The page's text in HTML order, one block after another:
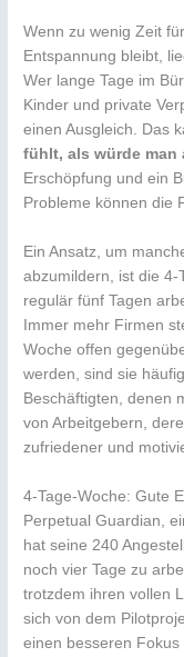
Wenn zu wenig Zeit
Entspannung bleibt,
Wer lange Tage im
Kinder und private
einen Ausgleich. Das
fühlt, als würde man
Erschöpfung und ein
Probleme können die
Ein Ansatz, um
abzumildern, ist die 4-
regulär fünf Tagen
Immer mehr Firmen
Woche offen
werden, sind sie
Beschäftigten, denen
von Arbeitgebern,
zufriedener und
4-Tage-Woche: Gute
Perpetual Guardian,
hat seine 240
noch vier Tage zu
trotzdem ihren vollen
sich von dem
einen besseren